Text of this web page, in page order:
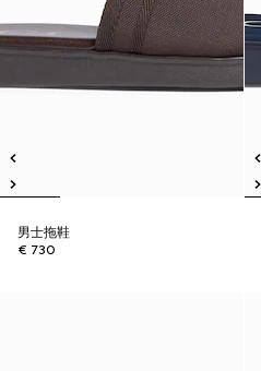
男士拖鞋
€ 730